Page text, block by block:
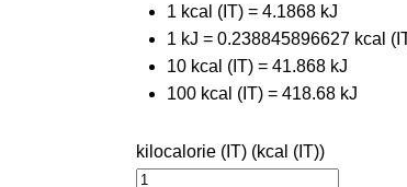
1 kcal (IT) = 4.1868 kJ
1 kJ = 0.238845896627 kcal
10 kcal (IT) = 41.868 kJ
100 kcal (IT) = 418.68 kJ
kilocalorie (IT) (kcal (IT))